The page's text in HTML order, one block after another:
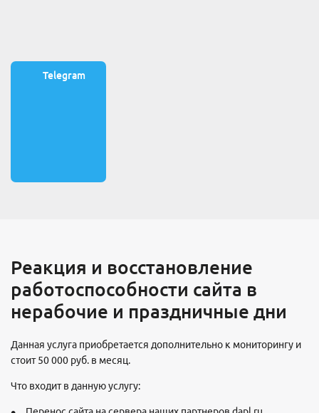
Telegram
Реакция и восстановление
работоспособности сайта в
нерабочие и праздничные дни
Данная услуга приобретается дополнительно к мониторингу и
стоит 50 000 руб. в месяц.
Что входит в данную услугу: